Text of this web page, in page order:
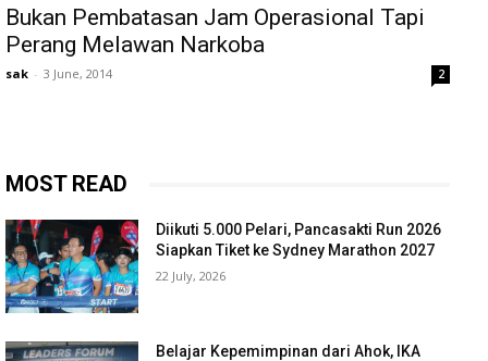
Bukan Pembatasan Jam Operasional Tapi
Perang Melawan Narkoba
sak - 3 June, 2014 2
MOST READ
Diikuti 5.000 Pelari, Pancasakti Run 2026
Siapkan Tiket ke Sydney Marathon 2027
22 July, 2026
Belajar Kepemimpinan dari Ahok, IKA